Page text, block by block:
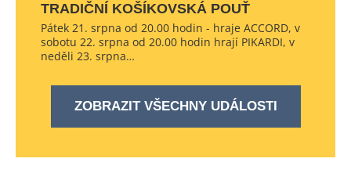
TRADIČNÍ KOŠÍKOVSKÁ POUŤ
Pátek 21. srpna od 20.00 hodin - hraje ACCORD, v
sobotu 22. srpna od 20.00 hodin hrají PIKARDI, v
neděli 23. srpna…
ZOBRAZIT VŠECHNY UDÁLOSTI